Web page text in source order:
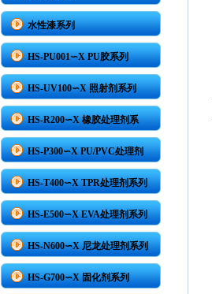
水性漆系列
HS-PU001∽X PU胶系列
HS-UV100∽X 照射剂系列
HS-R200∽X 橡胶处理剂系
HS-P300∽X PU/PVC处理剂
HS-T400∽X TPR处理剂系列
HS-E500∽X EVA处理剂系列
HS-N600∽X 尼龙处理剂系列
HS-G700∽X 固化剂系列